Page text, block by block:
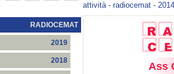
attività- radiocemat - 2014
RADIOCEMAT
2019
2018
Ass